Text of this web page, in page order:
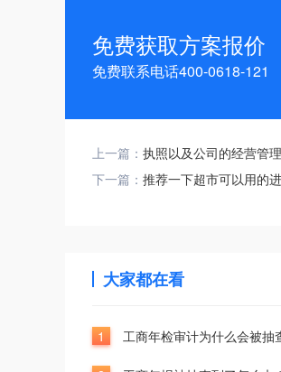
免费获取方案报价
免费联系电话400-0618-121
上一篇： 执照以及公司的经营管
下一篇： 推荐一下超市可以用的
大家都在看
1 工商年检审计为什么会被抽